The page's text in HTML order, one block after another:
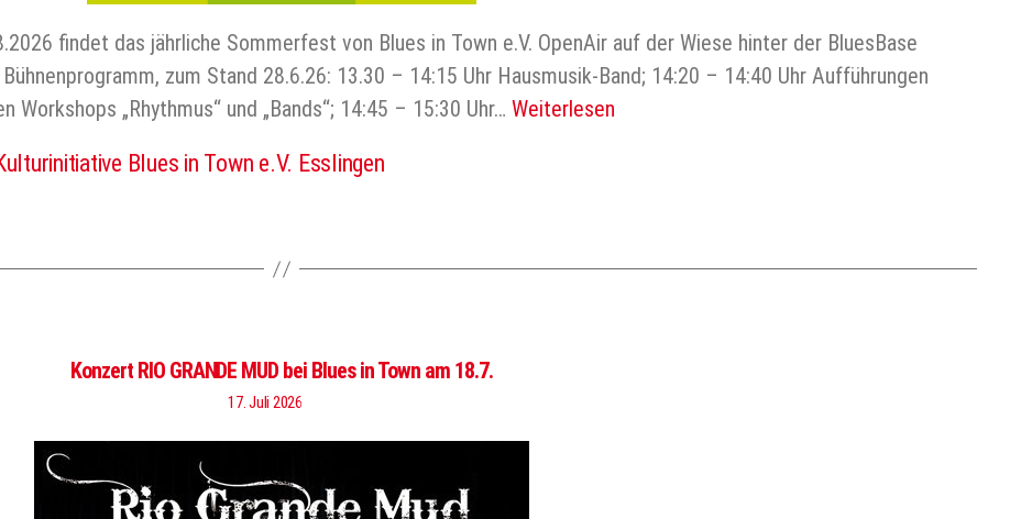
findet das jährliche Sommerfest von Blues in Town e.V. OpenAir auf der Wiese hinter der BluesBase
zum Stand 28.6.26: 13.30 – 14:15 Uhr Hausmusik-Band; 14:20 – 14:40 Uhr Aufführungen
Workshops „Rhythmus“ und „Bands“; 14:45 – 15:30 Uhr… Weiterlesen
Blues in Town e.V. Esslingen
Konzert RIO GRANDE MUD bei Blues in Town am 18.7.
17. Juli 2026